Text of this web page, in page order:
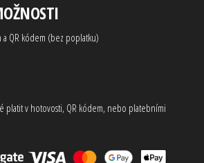
QR kódem (bez poplatku)
platit v hotovosti, QR kódem, nebo platebními